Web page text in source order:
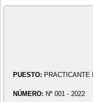
PUESTO: PRACTICANTE
NÚMERO: Nº 001 - 2022